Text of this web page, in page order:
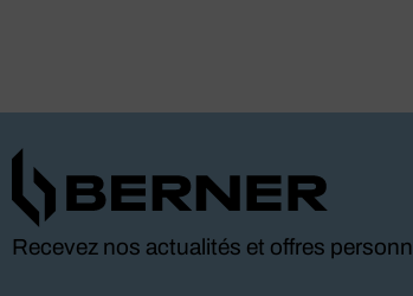
Recevez nos actualités et offres